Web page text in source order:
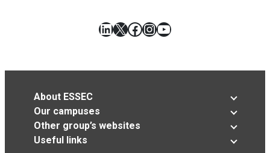
LinkedIn
X Facebook
Instagram
YouTube
About ESSEC
Our campuses
Other group’s websites
Useful links